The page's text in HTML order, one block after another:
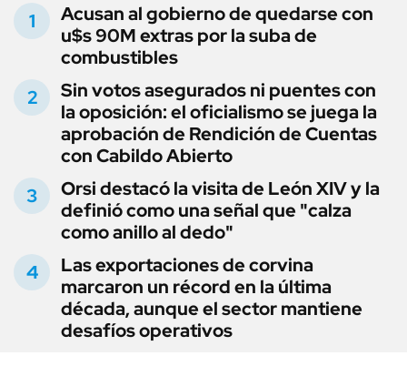
Acusan al gobierno de quedarse con
u$s 90M extras por la suba de
combustibles
Sin votos asegurados ni puentes con
la oposición: el oficialismo se juega la
aprobación de Rendición de Cuentas
con Cabildo Abierto
Orsi destacó la visita de León XIV y la
definió como una señal que "calza
como anillo al dedo"
Las exportaciones de corvina
marcaron un récord en la última
década, aunque el sector mantiene
desafíos operativos